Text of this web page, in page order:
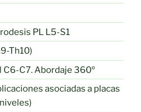
PL L5-S1
Th10)
C6-C7. Abordaje 360º
asociadas a placas